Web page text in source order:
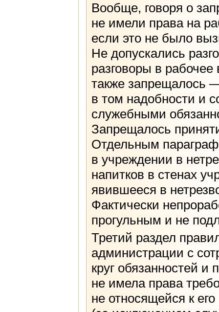
Вообще, говоря о
не имели права на
если это не было
Не допускались
разговоры в
также запрещалось
в том надобности и
служебными
Запрещалось
Отдельным
в учреждении в
напитков в стенах
явившееся в
Фактически
прогульным и не
Третий раздел
администрации с
круг обязанностей
не имела права
не относящейся к